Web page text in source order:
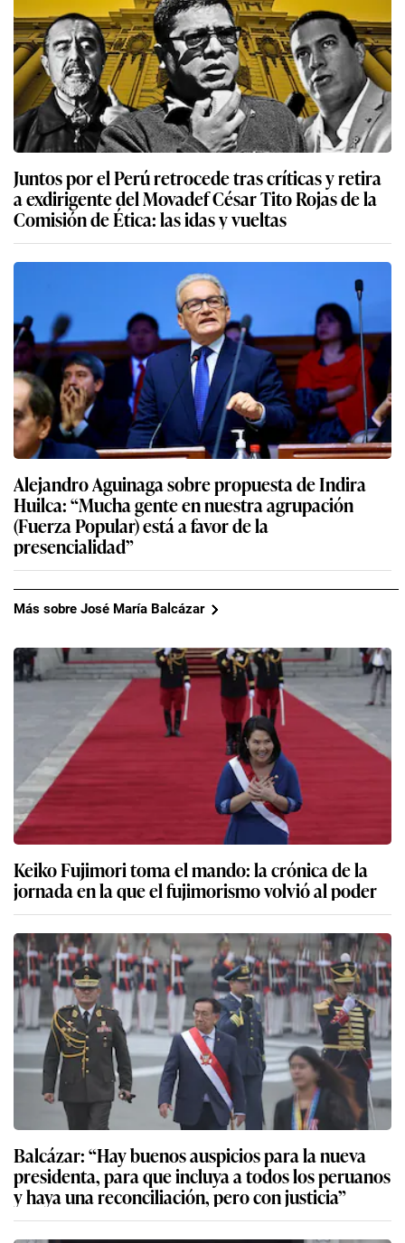
Juntos por el Perú retrocede tras críticas y retira
a exdirigente del Movadef César Tito Rojas de la
Comisión de Ética: las idas y vueltas
Alejandro Aguinaga sobre propuesta de Indira
Huilca: “Mucha gente en nuestra agrupación
(Fuerza Popular) está a favor de la
presencialidad”
Más sobre José María Balcázar
Keiko Fujimori toma el mando: la crónica de la
jornada en la que el fujimorismo volvió al poder
Balcázar: “Hay buenos auspicios para la nueva
presidenta, para que incluya a todos los peruanos
y haya una reconciliación, pero con justicia”